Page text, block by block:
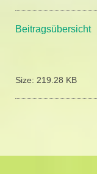
Beitragsübersicht
Size: 219.28 KB